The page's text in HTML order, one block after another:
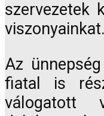
szervezetek
viszonyainkat.
Az
fiatal is
válogatott